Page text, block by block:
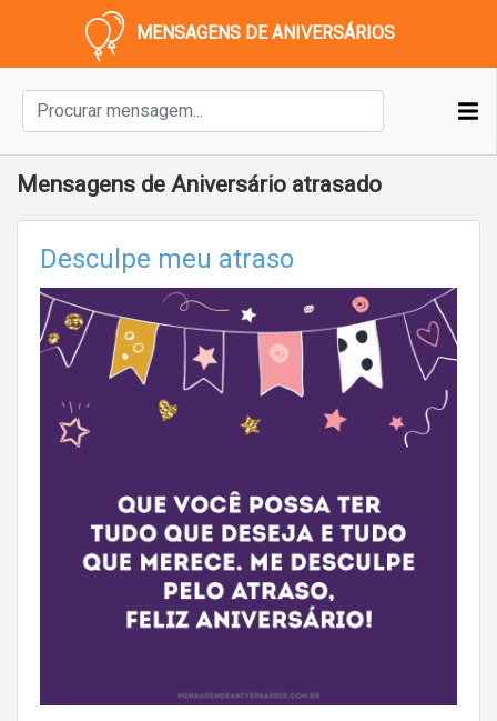
MENSAGENS DE ANIVERSÁRIOS
Mensagens de Aniversário atrasado
Desculpe meu atraso